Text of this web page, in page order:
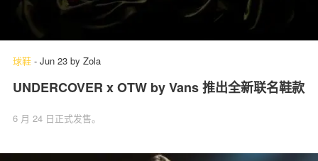
球鞋 - Jun 23 by Zola
UNDERCOVER x OTW by Vans 推出全新联名鞋款
6 月 24 日正式发售。